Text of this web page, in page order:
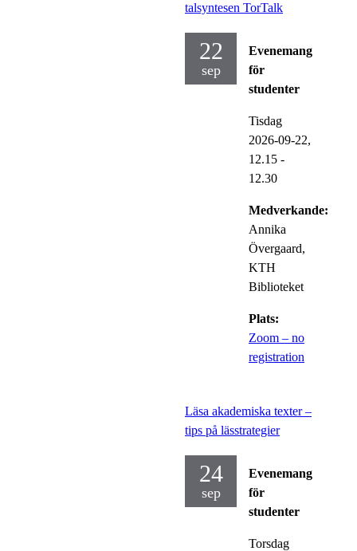
talsyntesen TorTalk
22
sep
Evenemang
för
studenter
Tisdag
2026-09-22,
12.15 -
12.30
Medverkande:
Annika
Övergaard,
KTH
Biblioteket
Plats:
Zoom – no
registration
Läsa akademiska texter –
tips på lässtrategier
24
sep
Evenemang
för
studenter
Torsdag